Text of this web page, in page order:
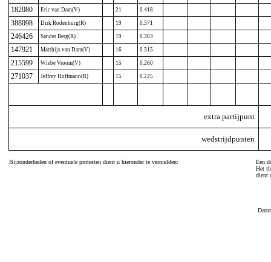
182080 Eric van Dam(V) 21 0.418
388098 Dirk Rodenburg(R) 19 0.371
246426 Sander Berg(R) 19 0.363
147921 Matthijs van Dam(V) 16 0.315
215599 Wiebe Vroom(V) 15 0.260
271037 Jeffrey Hoffmann(R) 15 0.225
extra partijpunt
wedstrijdpunten
Bijzonderheden of eventuele protesten dient u hieronder te vermelden:
Een
Het
dient